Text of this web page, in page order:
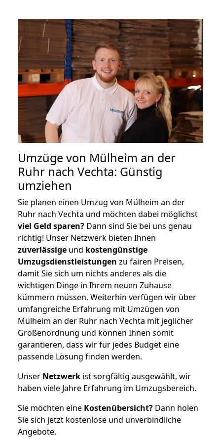
Umzüge von Mülheim an der
Ruhr nach Vechta: Günstig
umziehen
Sie planen einen Umzug von Mülheim an der
Ruhr nach Vechta und möchten dabei möglichst
viel Geld sparen? Dann sind Sie bei uns genau
richtig! Unser Netzwerk bieten Ihnen
zuverlässige und kostengünstige
Umzugsdienstleistungen zu fairen Preisen,
damit Sie sich um nichts anderes als die
wichtigen Dinge in Ihrem neuen Zuhause
kümmern müssen. Weiterhin verfügen wir über
umfangreiche Erfahrung mit Umzügen von
Mülheim an der Ruhr nach Vechta mit jeglicher
Größenordnung und können Ihnen somit
garantieren, dass wir für jedes Budget eine
passende Lösung finden werden.
Unser Netzwerk ist sorgfältig ausgewählt, wir
haben viele Jahre Erfahrung im Umzugsbereich.
Sie möchten eine Kostenübersicht? Dann holen
Sie sich jetzt kostenlose und unverbindliche
Angebote.